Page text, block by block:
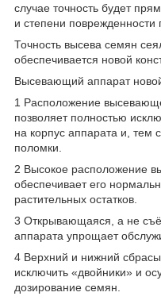
случае точность будет
и степени поврежденности
Точность высева семян
обеспечивается новой
Высевающий аппарат
1 Расположение
позволяет полностью
на корпус аппарата и, тем
поломки.
2 Высокое расположение
обеспечивает его
растительных остатков.
3 Открывающаяся, а не
аппарата упрощает
4 Верхний и нижний
исключить «двойники» и
дозирование семян.